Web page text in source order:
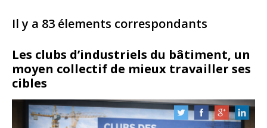
Il y a 83 élements correspondants
Les clubs d’industriels du bâtiment, un
moyen collectif de mieux travailler ses
cibles